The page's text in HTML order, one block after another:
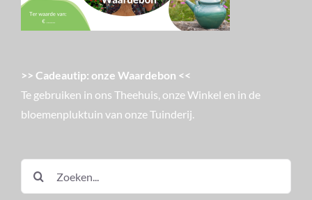
>> Cadeautip: onze Waardebon <<
Te gebruiken in ons Theehuis, onze Winkel en in de
bloemenpluktuin van onze Tuinderij.